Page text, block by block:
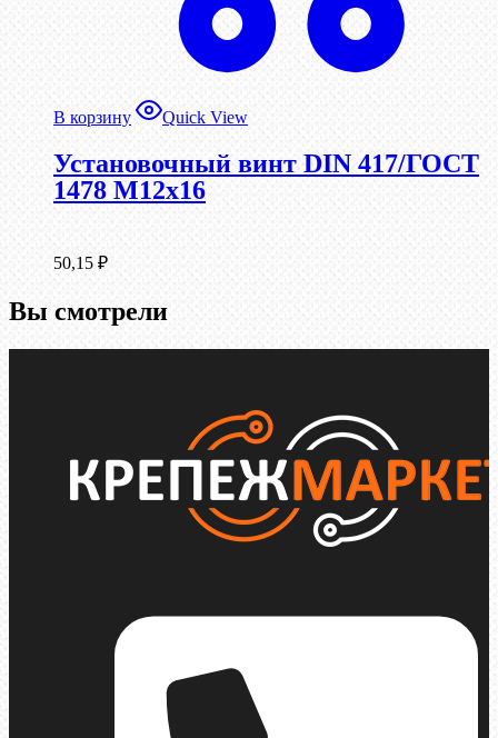
В корзину Quick View
Установочный винт DIN 417/ГОСТ
1478 М12х16
50,15 ₽
Вы смотрели